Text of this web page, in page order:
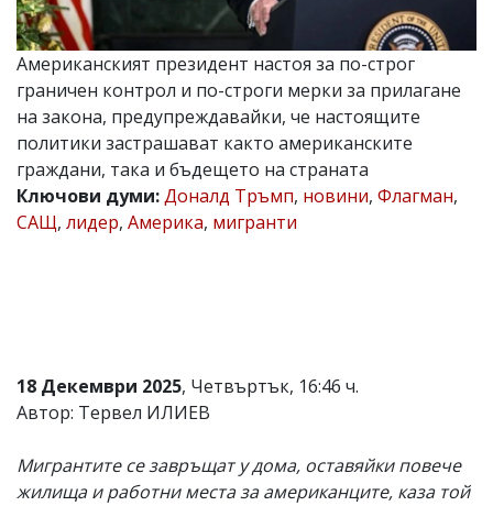
Главен
редактор:
Иван
Колев,
email:
office@flagman.bg
Коментарите
под
статиите
се
въвеждат
за
тях!
обиден
за
Американският президент настоя за по-строг
граничен контрол и по-строги мерки за прилагане
на закона, предупреждавайки, че настоящите
политики застрашават както американските
граждани, така и бъдещето на страната
Ключови думи:Доналд Тръмп, новини, Флагман,
САЩ, лидер, Америка, мигранти
18 Декември 2025, Четвъртък, 16:46 ч.
Автор: Тервел ИЛИЕВ
Мигрантите се завръщат у дома, оставяйки повече
жилища и работни места за американците, каза той